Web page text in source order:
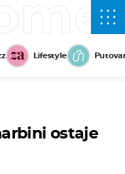
Lifestyle
ostaje